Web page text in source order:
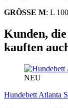
GRÖSSE M: L
Kunden,
kauften
NEU
Hundebett Atlanta